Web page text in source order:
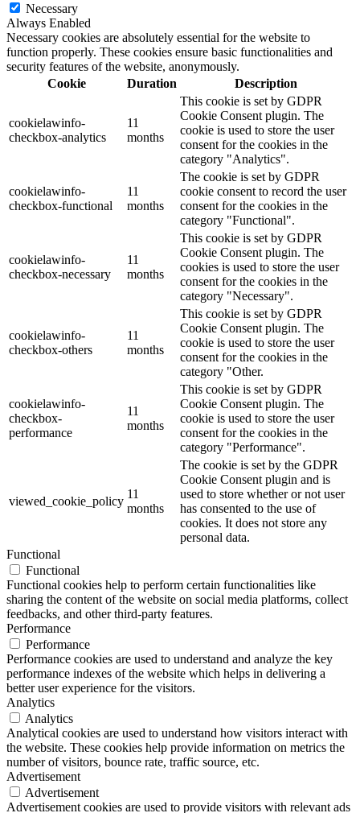
Necessary
Always Enabled
Necessary cookies are absolutely essential for the website to
function properly. These cookies ensure basic functionalities and
security features of the website, anonymously.
Cookie
Duration Description
cookielawinfo-
checkbox-analytics
11
months
This cookie is set by GDPR
Cookie Consent plugin. The
cookie is used to store the user
consent for the cookies in the
category "Analytics".
cookielawinfo-
checkbox-functional
11
months
The cookie is set by GDPR
cookie consent to record the user
consent for the cookies in the
category "Functional".
cookielawinfo-
checkbox-necessary
11
months
This cookie is set by GDPR
Cookie Consent plugin. The
cookies is used to store the user
consent for the cookies in the
category "Necessary".
cookielawinfo-
checkbox-others
11
months
This cookie is set by GDPR
Cookie Consent plugin. The
cookie is used to store the user
consent for the cookies in the
category "Other.
cookielawinfo-
checkbox-
performance
11
months
This cookie is set by GDPR
Cookie Consent plugin. The
cookie is used to store the user
consent for the cookies in the
category "Performance".
viewed_cookie_policy
11
months
The cookie is set by the GDPR
Cookie Consent plugin and is
used to store whether or not user
has consented to the use of
cookies. It does not store any
personal data.
Functional
Functional
Functional cookies help to perform certain functionalities like
sharing the content of the website on social media platforms, collect
feedbacks, and other third-party features.
Performance
Performance
Performance cookies are used to understand and analyze the key
performance indexes of the website which helps in delivering a
better user experience for the visitors.
Analytics
Analytics
Analytical cookies are used to understand how visitors interact with
the website. These cookies help provide information on metrics the
number of visitors, bounce rate, traffic source, etc.
Advertisement
Advertisement
Advertisement cookies are used to provide visitors with relevant ads